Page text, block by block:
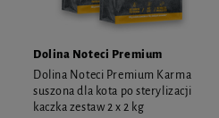
Dolina Noteci Premium
Dolina Noteci Premium Karma
suszona dla kota po sterylizacji
kaczka zestaw 2 x 2 kg